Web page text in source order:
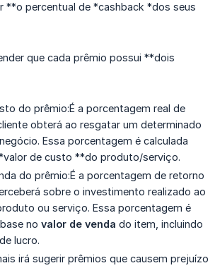
**o percentual de *cashback *dos seus
que cada prêmio possui **dois
do prêmio:É a porcentagem real de
obterá ao resgatar um determinado
Essa porcentagem é calculada
de custo **do produto/serviço.
do prêmio:É a porcentagem de retorno
sobre o investimento realizado ao
ou serviço. Essa porcentagem é
no valor de venda do item, incluindo
lucro.
irá sugerir prêmios que causem prejuízo